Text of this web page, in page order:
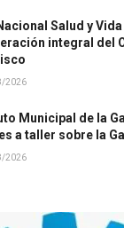
Salud y
integral del
2026
Municipal de la
a taller sobre la
2026